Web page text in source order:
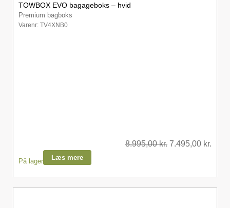
TOWBOX EVO bagageboks – hvid
Premium bagboks
Varenr: TV4XNB0
8.995,00kr. 7.495,00 kr.
På lager Læs mere